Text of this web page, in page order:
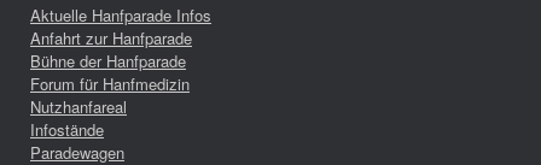
Aktuelle Hanfparade Infos
Anfahrt zur Hanfparade
Bühne der Hanfparade
Forum für Hanfmedizin
Nutzhanfareal
Infostände
Paradewagen